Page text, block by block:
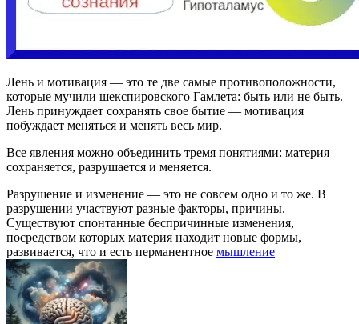
Лень и мотивация — это те две самые противоположности,
которые мучили шекспировского Гамлета: быть или не быть.
Лень принуждает сохранять свое бытие — мотивация
побуждает меняться и менять весь мир.
Все явления можно объединить тремя понятиями: материя
сохраняется, разрушается и меняется.
Разрушение и изменение — это не совсем одно и то же. В
разрушении участвуют разные факторы, причины.
Существуют спонтанные беспричинные изменения,
посредством которых материя находит новые формы,
развивается, что и есть перманентное мышление